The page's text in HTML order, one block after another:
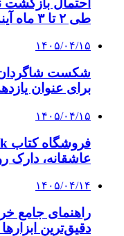
طی ۲ تا ۳ ماه آینده
۱۴۰۵/۰۴/۱۵
شکست شاگردان
برای عنوان
۱۴۰۵/۰۴/۱۵
عاشقانه، دارک
۱۴۰۵/۰۴/۱۴
راهنمای جامع
دقیق‌ترین